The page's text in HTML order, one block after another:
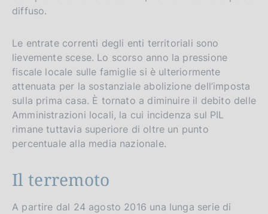
diffuso.
Le entrate correnti degli enti territoriali sono
lievemente scese. Lo scorso anno la pressione
fiscale locale sulle famiglie si è ulteriormente
attenuata per la sostanziale abolizione dell’imposta
sulla prima casa. È tornato a diminuire il debito delle
Amministrazioni locali, la cui incidenza sul PIL
rimane tuttavia superiore di oltre un punto
percentuale alla media nazionale.
Il terremoto
A partire dal 24 agosto 2016 una lunga serie di